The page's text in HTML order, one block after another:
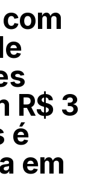
R$ 3
é
em